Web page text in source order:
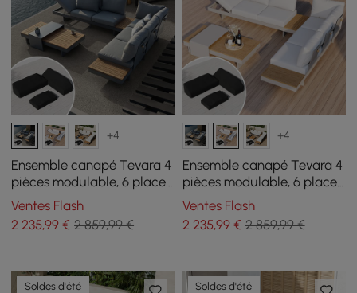
+4
Ensemble canapé Tevara 4
pièces modulable, 6 places,
Gris, avec housse noire
Ventes Flash
2 235,99 € 2 859,99 €
+4
Ensemble canapé Tevara 4
pièces modulable, 6 places,
Blanc, avec housse noire
Ventes Flash
2 235,99€ 2 859,99 €
Soldes d'été Soldes d'été